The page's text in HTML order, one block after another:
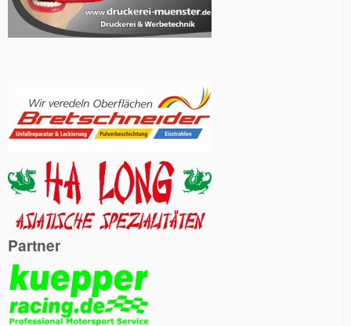
Partner